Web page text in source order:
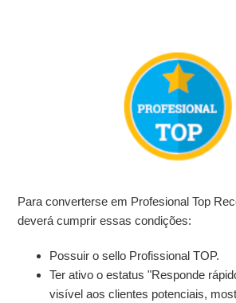
Para converterse em Profesional Top
deverá cumprir essas condições:
Possuir o sello Profissional TOP.
Ter ativo o estatus "Responde
visível aos clientes potenciais,